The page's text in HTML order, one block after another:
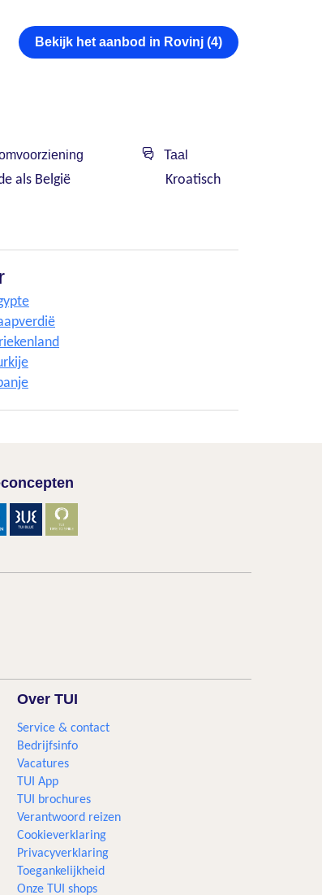
Bekijk het aanbod in Rovinj (4)
als België
Taal
Kroatisch
Over TUI
Service & contact
Bedrijfsinfo
Vacatures
TUI App
TUI brochures
Verantwoord reizen
Cookieverklaring
Privacyverklaring
Toegankelijkheid
Onze TUI shops